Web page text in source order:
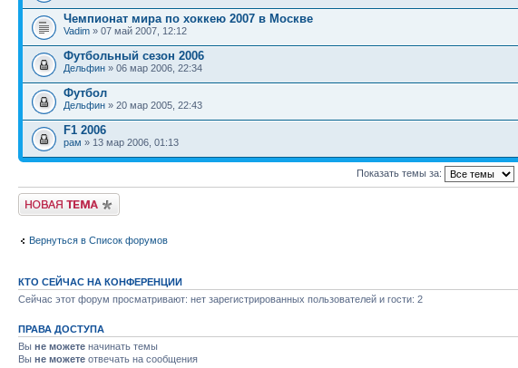
Чемпионат мира по хоккею 2007 в Москве
Vadim » 07 май 2007, 12:12
Футбольный сезон 2006
Дельфин » 06 мар 2006, 22:34
Футбол
Дельфин » 20 мар 2005, 22:43
F1 2006
рам » 13 мар 2006, 01:13
Показать темы за:
Новая тема
Вернуться в Список форумов
КТО СЕЙЧАС НА КОНФЕРЕНЦИИ
Сейчас этот форум просматривают: нет зарегистрированных пользователей и гости: 2
ПРАВА ДОСТУПА
Вы не можете начинать темы
Вы не можете отвечать на сообщения